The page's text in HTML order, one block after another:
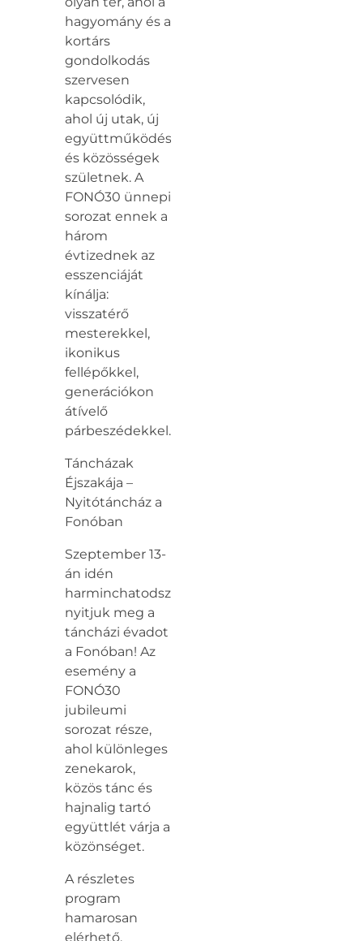
hagyomány és a
kortárs
gondolkodás
szervesen
kapcsolódik,
ahol új utak, új
együttműködések
és közösségek
születnek. A
FONÓ30 ünnepi
sorozat ennek a
három
évtizednek az
esszenciáját
kínálja:
visszatérő
mesterekkel,
ikonikus
fellépőkkel,
generációkon
átívelő
párbeszédekkel.
Táncházak
Éjszakája –
Nyitótáncház a
Fonóban
Szeptember 13-
án idén
harminchatodszor
nyitjuk meg a
táncházi évadot
a Fonóban! Az
esemény a
FONÓ30
jubileumi
sorozat része,
ahol különleges
zenekarok,
közös tánc és
hajnalig tartó
együttlét várja a
közönséget.
A részletes
program
hamarosan
elérhető.